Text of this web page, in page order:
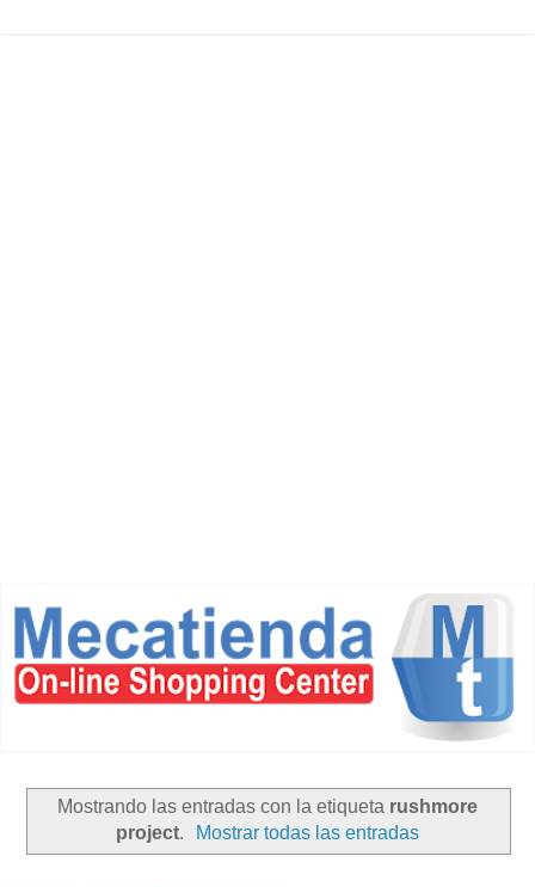
Mostrando las entradas con la etiqueta rushmore
project. Mostrar todas las entradas